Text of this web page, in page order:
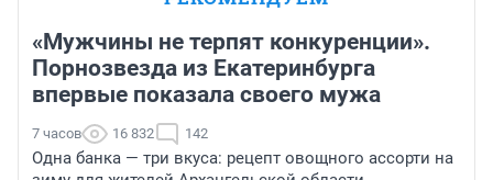
«Мужчины не терпят конкуренции».
Порнозвезда из Екатеринбурга
впервые показала своего мужа
7 часов 16 832 142
Одна банка — три вкуса: рецепт овощного ассорти на